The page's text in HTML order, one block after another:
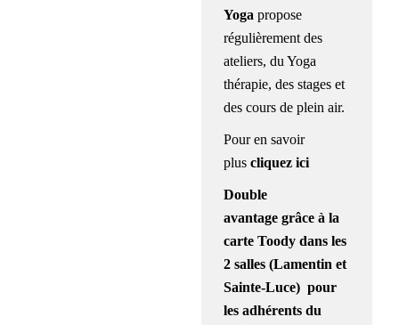
Yoga propose
régulièrement des
ateliers, du Yoga
thérapie, des stages et
des cours de plein air.
Pour en savoir
plus cliquez ici
Double
avantage grâce à la
carte Toody dans les
2 salles (Lamentin et
Sainte-Luce) pour
les adhérents du